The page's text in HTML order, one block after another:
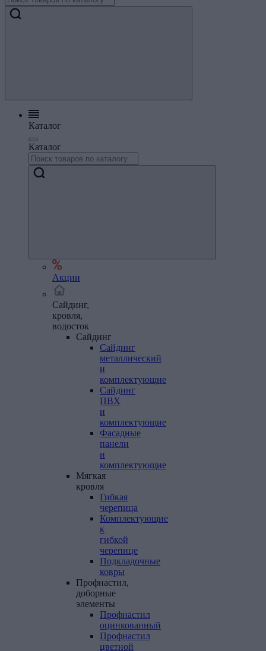
Каталог
Каталог
Акции
Сайдинг,
кровля,
водосток
Сайдинг
Сайдинг
металлический
и
комплектующие
Сайдинг
ПВХ
и
комплектующие
Фасадные
панели
и
комплектующие
Мягкая
кровля
Гибкая
черепица
Комплектующие
к
гибкой
черепице
Подкладочные
ковры
Профнастил,
доборные
элементы
Профнастил
оцинкованный
Профнастил
цветной